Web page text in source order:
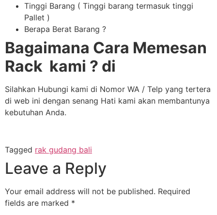
Tinggi Barang ( Tinggi barang termasuk tinggi
Pallet )
Berapa Berat Barang ?
Bagaimana Cara Memesan
Rack kami ? di
Silahkan Hubungi kami di Nomor WA / Telp yang tertera
di web ini dengan senang Hati kami akan membantunya
kebutuhan Anda.
Tagged rak gudang bali
Leave a Reply
Your email address will not be published. Required
fields are marked *